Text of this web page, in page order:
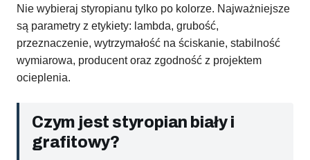
Nie wybieraj styropianu tylko po kolorze. Najważniejsze
są parametry z etykiety: lambda, grubość,
przeznaczenie, wytrzymałość na ściskanie, stabilność
wymiarowa, producent oraz zgodność z projektem
ocieplenia.
Czym jest styropian biały i
grafitowy?